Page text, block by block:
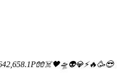
🧤☠️🖤🛸👽💎⚡🔥🥳😎